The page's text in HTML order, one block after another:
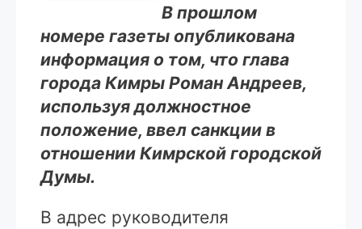
В прошлом
номере газеты опубликована
информация о том, что глава
города Кимры Роман Андреев,
используя должностное
положение, ввел санкции в
отношении Кимрской городской
Думы.
В адрес руководителя